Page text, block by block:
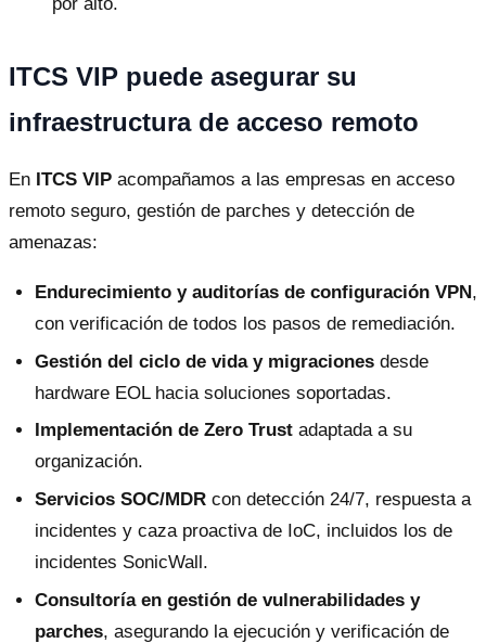
ITCS VIP puede asegurar su
infraestructura de acceso remoto
En ITCS VIP acompañamos a las empresas en acceso
remoto seguro, gestión de parches y detección de
amenazas:
Endurecimiento y auditorías de configuración VPN,
con verificación de todos los pasos de remediación.
Gestión del ciclo de vida y migraciones desde
hardware EOL hacia soluciones soportadas.
Implementación de Zero Trust adaptada a su
organización.
Servicios SOC/MDR con detección 24/7, respuesta a
incidentes y caza proactiva de IoC, incluidos los de
incidentes SonicWall.
Consultoría en gestión de vulnerabilidades y
parches, asegurando la ejecución y verificación de